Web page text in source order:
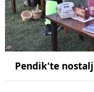
Pendik'te